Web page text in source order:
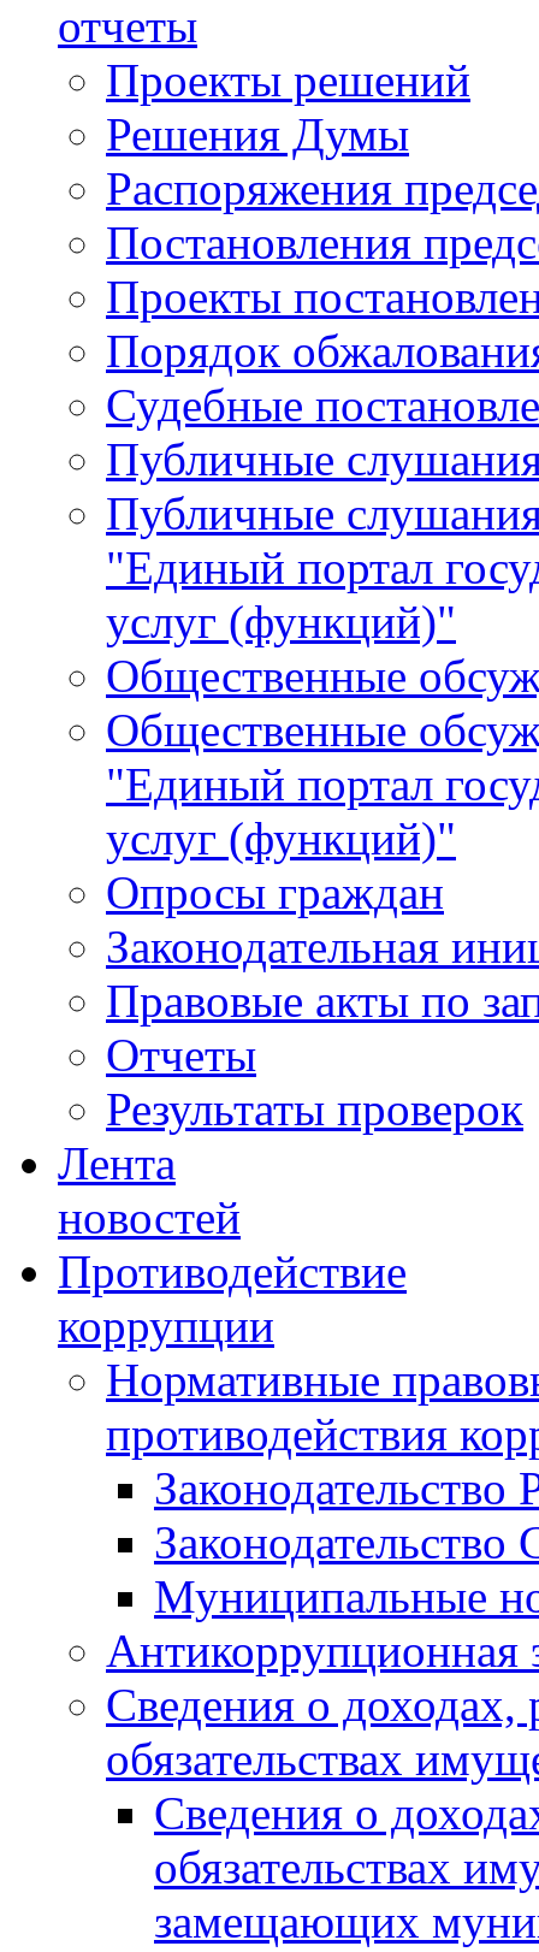
отчеты
Проекты решений
Решения Думы
Распоряжения
Постановления
Проекты
Порядок
Судебные
Публичные
Публичные
"Единый портал
услуг (функций)"
Общественные
Общественные
"Единый портал
услуг (функций)"
Опросы граждан
Законодательная
Правовые акты по
Отчеты
Результаты проверок
Лента
новостей
Противодействие
коррупции
Нормативные
противодействия
Законодательство
Муниципальные
Антикоррупционная
Сведения о доходах,
обязательствах
Сведения о
обязательствах
замещающих